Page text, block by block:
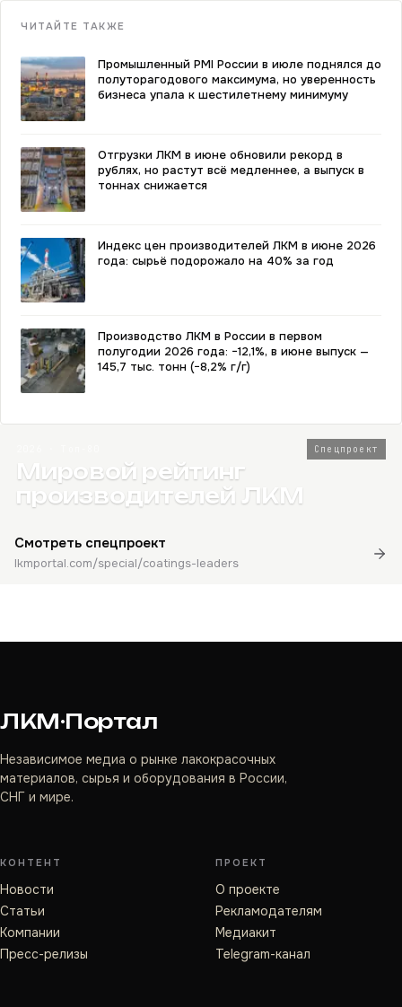
ЧИТАЙТЕ ТАКЖЕ
Промышленный PMI России в июле поднялся до
полуторагодового максимума, но уверенность
бизнеса упала к шестилетнему минимуму
Отгрузки ЛКМ в июне обновили рекорд в
рублях, но растут всё медленнее, а выпуск в
тоннах снижается
Индекс цен производителей ЛКМ в июне 2026
года: сырьё подорожало на 40% за год
Производство ЛКМ в России в первом
полугодии 2026 года: −12,1%, в июне выпуск —
145,7 тыс. тонн (−8,2% г/г)
Спецпроект
Мировой рейтинг
производителей ЛКМ
Смотреть спецпроект
lkmportal.com/special/coatings-leaders
ЛКМ·Портал
Независимое медиа о рынке лакокрасочных
материалов, сырья и оборудования в России,
СНГ и мире.
КОНТЕНТ
Новости
Статьи
Компании
Пресс-релизы
ПРОЕКТ
О проекте
Рекламодателям
Медиакит
Telegram-канал